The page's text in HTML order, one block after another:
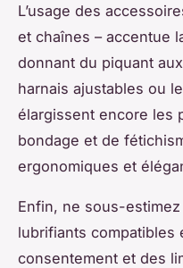
L’usage des
et chaînes – accentue
donnant du piquant
harnais ajustables ou
élargissent encore les
bondage et de
ergonomiques et
Enfin, ne sous-
lubrifiants compatibles
consentement et des